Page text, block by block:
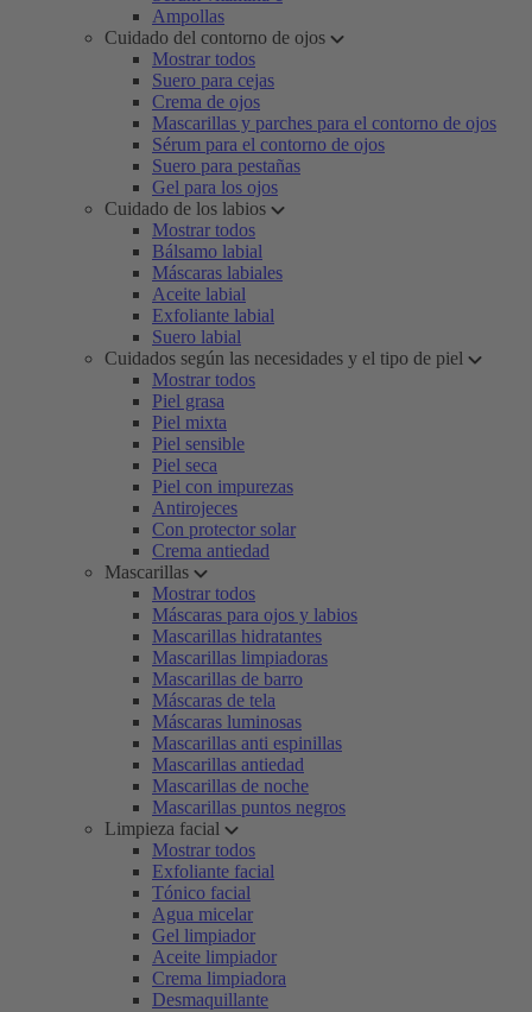
Ampollas
Cuidado del contorno de ojos
Mostrar todos
Suero para cejas
Crema de ojos
Mascarillas y parches para el contorno de ojos
Sérum para el contorno de ojos
Suero para pestañas
Gel para los ojos
Cuidado de los labios
Mostrar todos
Bálsamo labial
Máscaras labiales
Aceite labial
Exfoliante labial
Suero labial
Cuidados según las necesidades y el tipo de piel
Mostrar todos
Piel grasa
Piel mixta
Piel sensible
Piel seca
Piel con impurezas
Antirojeces
Con protector solar
Crema antiedad
Mascarillas
Mostrar todos
Máscaras para ojos y labios
Mascarillas hidratantes
Mascarillas limpiadoras
Mascarillas de barro
Máscaras de tela
Máscaras luminosas
Mascarillas anti espinillas
Mascarillas antiedad
Mascarillas de noche
Mascarillas puntos negros
Limpieza facial
Mostrar todos
Exfoliante facial
Tónico facial
Agua micelar
Gel limpiador
Aceite limpiador
Crema limpiadora
Desmaquillante